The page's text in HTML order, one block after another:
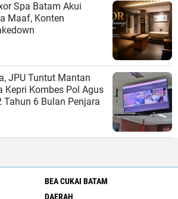
Spa Batam Akui
Maaf, Konten
JPU Tuntut Mantan
Kepri Kombes Pol Agus
Tahun 6 Bulan Penjara
BEA CUKAI BATAM
DAERAH